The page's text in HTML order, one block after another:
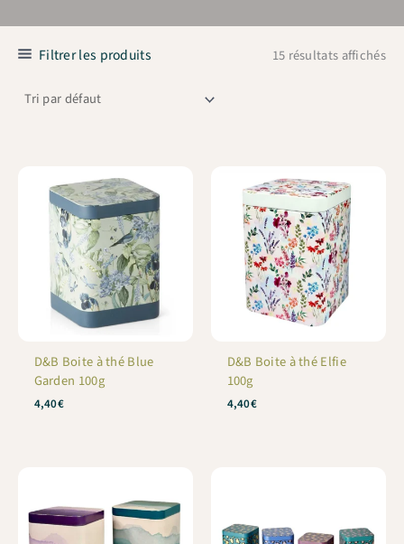
Filtrer les produits 15 résultats affichés
D&B Boite à thé Blue
Garden 100g
4,40€
D&B Boite à thé Elfie
100g
4,40€